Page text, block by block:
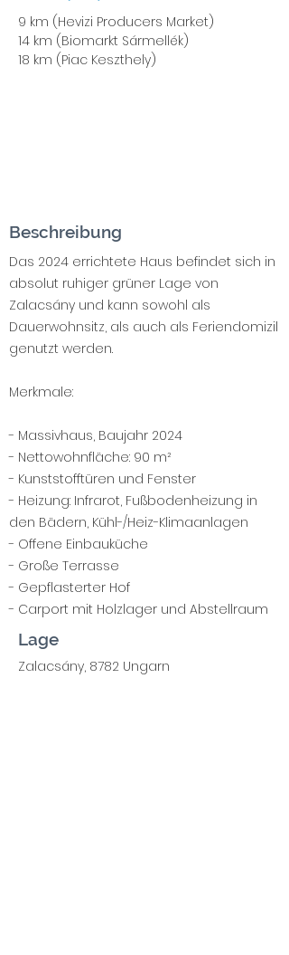
9 km (Hevizi Producers Market)
14 km (Biomarkt Sármellék)
18 km (Piac Keszthely)
Beschreibung
Das 2024 errichtete Haus befindet sich in
absolut ruhiger grüner Lage von
Zalacsány und kann sowohl als
Dauerwohnsitz, als auch als Feriendomizil
genutzt werden.
Merkmale:
- Massivhaus, Baujahr 2024
- Nettowohnfläche: 90 m²
- Kunststofftüren und Fenster
- Heizung: Infrarot, Fußbodenheizung in
den Bädern, Kühl-/Heiz-Klimaanlagen
- Offene Einbauküche
- Große Terrasse
- Gepflasterter Hof
- Carport mit Holzlager und Abstellraum
Lage
Zalacsány, 8782 Ungarn